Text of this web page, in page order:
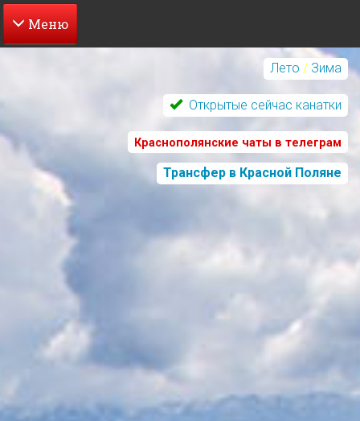
Перейти
содержанию
Лето / Зима
Открытые сейчас канатки
Краснополянские чаты в телеграм
Трансфер в Красной Поляне